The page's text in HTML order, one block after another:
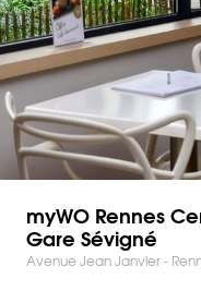
myWO Rennes
Gare Sévigné
Avenue Jean Janvier -